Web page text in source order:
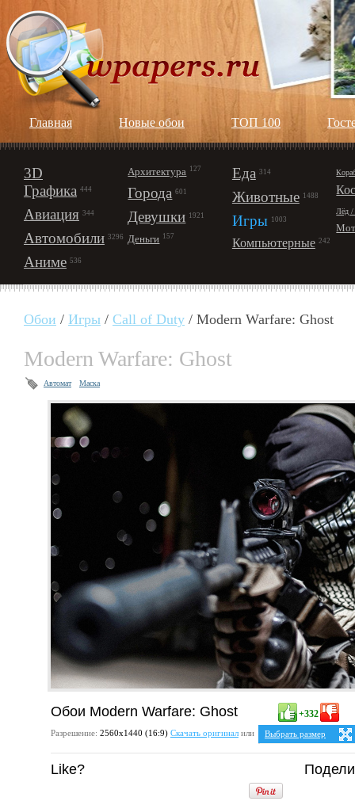
Главная Новые обои ТОП 100
3D
Графика 444
Авиация 344
Автомобили 3296
Аниме 536
Архитектура 127
Города 601
Девушки 1921
Деньги 157
Еда 314
Животные 1488
Игры 1003
Компьютерные 242
Лёд
Обои / Игры / Call of Duty / Modern Warfare: Ghost
Modern Warfare: Ghost
Автомат Маска
Обои Modern Warfare: Ghost +332
Разрешение: 2560х1440 (16:9) Скачать оригиналили
Выбрать размер
Ваше разрешение:Не
1280x1024
1600x1280
1920x1536
Like?